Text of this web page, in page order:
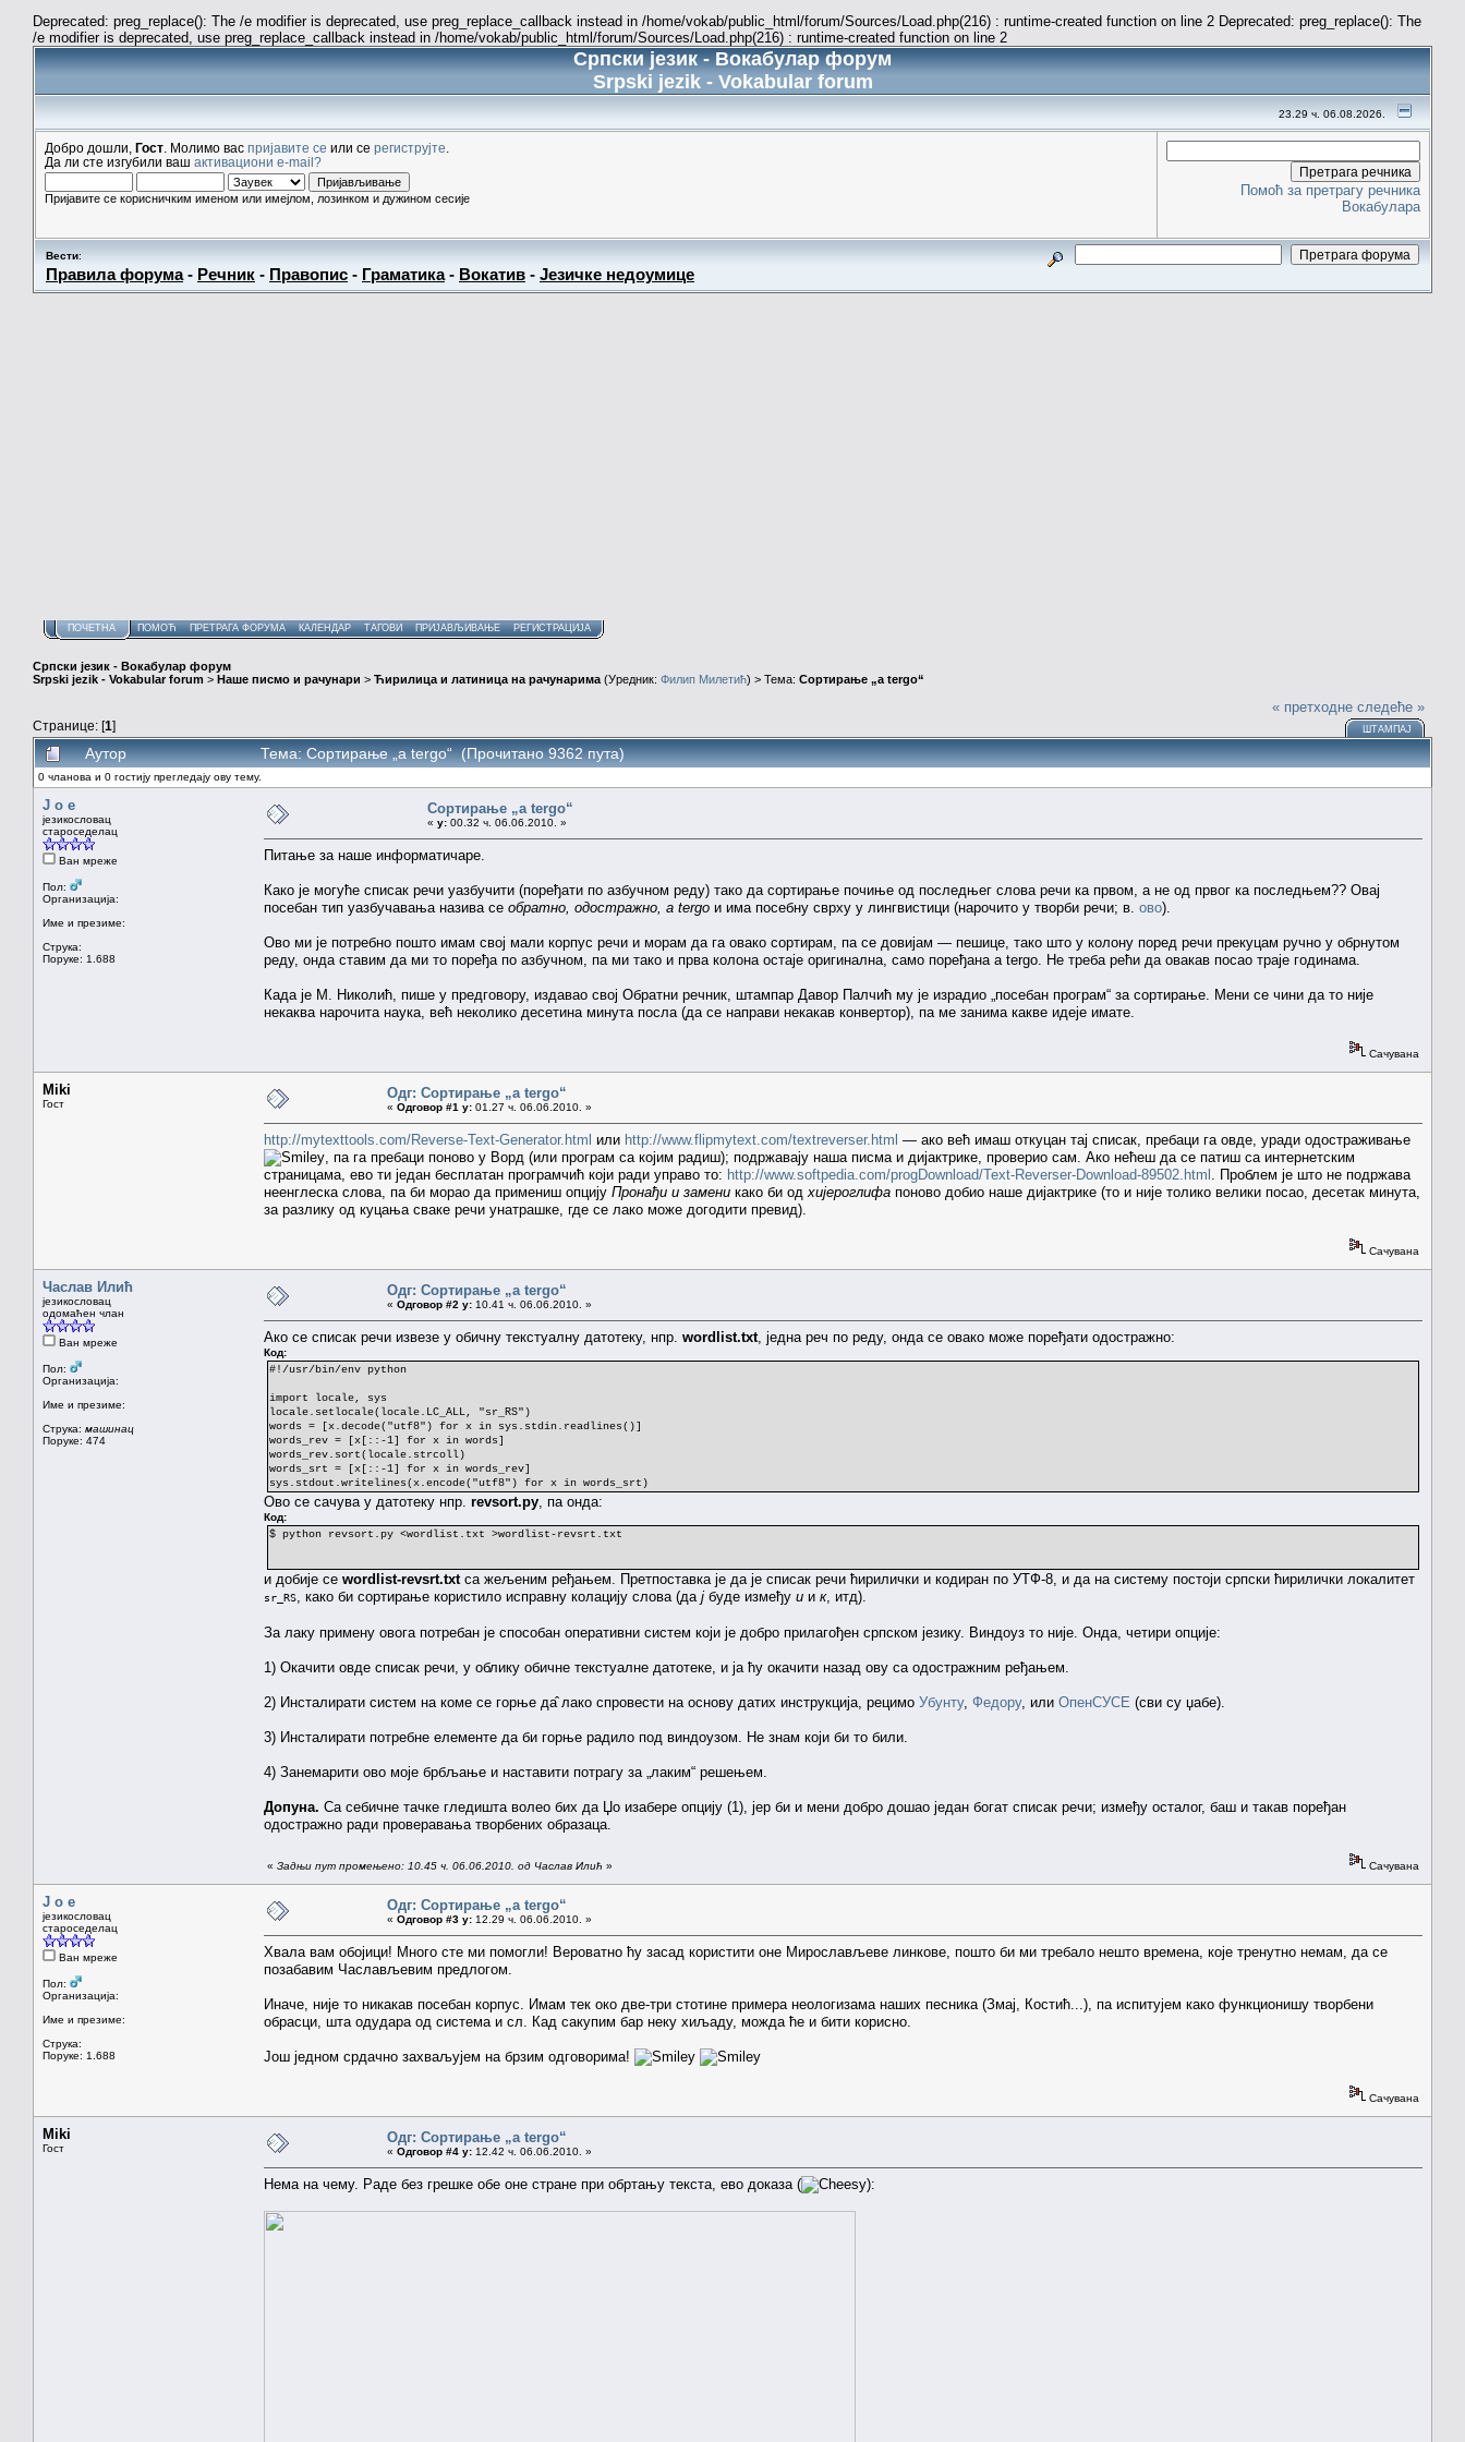
Deprecated: preg_replace(): The /e modifier is deprecated, use preg_replace_callback instead in /home/vokab/public_html/forum/Sources/Load.php(216) : runtime-created function on line 2 Deprecated: preg_replace(): The
/e modifier is deprecated, use preg_replace_callback instead in /home/vokab/public_html/forum/Sources/Load.php(216) : runtime-created function on line 2
Српски језик - Вокабулар форум
Srpski jezik - Vokabular forum
23.29 ч. 06.08.2026.
Добро дошли, Гост . Молимо вас пријавите се или се региструјте
Да ли сте изгубили ваш активациони e-mail?
Пријавите се корисничким именом или имејлом, лозинком и дужином сесије
Помоћ за претрагу речника
Вокабулара
Вести:
Правила форума- Речник - Правопис - Граматика- Вокатив - Језичке недоумице
ПОЧЕТНА ПОМОЋ ПРЕТРАГА ФОРУМА КАЛЕНДАР ТАГОВИ ПРИЈАВЉИВАЊЕ РЕГИСТРАЦИЈА
Српски језик - Вокабулар форум
Srpski jezik - Vokabular forum > Наше писмо и рачунари > Ћирилица и латиница на рачунарима (Уредник: Филип Милетић) > Тема: Сортирање „a tergo“
Странице: [1]
« претходне следеће »
ШТАМПАЈ
Аутор Тема: Сортирање „a tergo“ (Прочитано 9362 пута)
0 чланова и 0 гостију прегледају ову тему.
J o e
језикословац
староседелац
Ван мреже
Пол:
Организација:
Име и презиме:
Струка:
Поруке: 1.688
Сортирање „a tergo“
« у: 00.32 ч. 06.06.2010. »
Питање за наше информатичаре.
Како је могуће списак речи уазбучити (поређати по азбучном реду) тако да сортирање почиње од последњег слова речи ка првом, а не од првог ка последњем?? Овај
посебан тип уазбучавања назива се обратно, одостражно, a tergo и има посебну сврху у лингвистици (нарочито у творби речи; в. ово).
Ово ми је потребно пошто имам свој мали корпус речи и морам да га овако сортирам, па се довијам — пешице, тако што у колону поред речи прекуцам ручно у обрнутом
реду, онда ставим да ми то поређа по азбучном, па ми тако и прва колона остаје оригинална, само поређана a tergo. Не треба рећи да овакав посао траје годинама.
Када је М. Николић, пише у предговору, издавао свој Обратни речник, штампар Давор Палчић му је израдио „посебан програм“ за сортирање. Мени се чини да то није
некаква нарочита наука, већ неколико десетина минута посла (да се направи некакав конвертор), па ме занима какве идеје имате.
Сачувана
Miki
Гост
Одг: Сортирање „a tergo“
« Одговор #1 у: 01.27 ч. 06.06.2010. »
http://mytexttools.com/Reverse-Text-Generator.html или http://www.flipmytext.com/textreverser.html — ако већ имаш откуцан тај списак, пребаци га овде, уради одостраживање
, па га пребаци поново у Ворд (или програм са којим радиш); подржавају наша писма и дијактрике, проверио сам. Ако нећеш да се патиш са интернетским
страницама, ево ти један бесплатан програмчић који ради управо то: http://www.softpedia.com/progDownload/Text-Reverser-Download-89502.html . Проблем је што не подржава
неенглеска слова, па би морао да примениш опцију Пронађи и замени како би од хијероглифа поново добио наше дијактрике (то и није толико велики посао, десетак минута,
за разлику од куцања сваке речи унатрашке, где се лако може догодити превид).
Сачувана
Часлав Илић
језикословац
одомаћен члан
Ван мреже
Пол:
Организација:
Име и презиме:
Струка: машинац
Поруке: 474
Одг: Сортирање „a tergo“
« Одговор #2 у: 10.41 ч. 06.06.2010. »
Ако се списак речи извезе у обичну текстуалну датотеку, нпр. wordlist.txt , једна реч по реду, онда се овако може поређати одостражно:
Код:
#!/usr/bin/env python
import locale, sys
locale.setlocale(locale.LC_ALL, "sr_RS")
words = [x.decode("utf8") for x in sys.stdin.readlines()]
words_rev = [x[::-1] for x in words]
words_rev.sort(locale.strcoll)
words_srt = [x[::-1] for x in words_rev]
sys.stdout.writelines(x.encode("utf8") for x in words_srt)
Ово се сачува у датотеку нпр. revsort.py , па онда:
Код:
$ python revsort.py <wordlist.txt >wordlist-revsrt.txt
и добије се wordlist-revsrt.txt са жељеним ређањем. Претпоставка је да је списак речи ћирилички и кодиран по УТФ-8, и да на систему постоји српски ћирилички локалитет
sr_RS , како би сортирање користило исправну колацију слова (да ј буде између и и к, итд).
За лаку примену овога потребан је способан оперативни систем који је добро прилагођен српском језику. Виндоуз то није. Онда, четири опције:
1) Окачити овде списак речи, у облику обичне текстуалне датотеке, и ја ћу окачити назад ову са одостражним ређањем.
2) Инсталирати систем на коме се горње да̂ лако спровести на основу датих инструкција, рецимо Убунту, Федору, или ОпенСУСЕ (сви су џабе).
3) Инсталирати потребне елементе да би горње радило под виндоузом. Не знам који би то били.
4) Занемарити ово моје брбљање и наставити потрагу за „лаким“ решењем.
Допуна. Са себичне тачке гледишта волео бих да Џо изабере опцију (1), јер би и мени добро дошао један богат списак речи; између осталог, баш и такав поређан
одостражно ради проверавања творбених образаца.
« Задњи пут промењено: 10.45 ч. 06.06.2010. од Часлав Илић » Сачувана
J o e
језикословац
староседелац
Ван мреже
Пол:
Организација:
Име и презиме:
Струка:
Поруке: 1.688
Одг: Сортирање „a tergo“
« Одговор #3 у: 12.29 ч. 06.06.2010. »
Хвала вам обојици! Много сте ми помогли! Вероватно ћу засад користити оне Мирослављеве линкове, пошто би ми требало нешто времена, које тренутно немам, да се
позабавим Часлављевим предлогом.
Иначе, није то никакав посебан корпус. Имам тек око две-три стотине примера неологизама наших песника (Змај, Костић...), па испитујем како функционишу творбени
обрасци, шта одудара од система и сл. Кад сакупим бар неку хиљаду, можда ће и бити корисно.
Још једном срдачно захваљујем на брзим одговорима!
Сачувана
Miki
Гост
Одг: Сортирање „a tergo“
« Одговор #4 у: 12.42 ч. 06.06.2010. »
Нема на чему. Раде без грешке обе оне стране при обртању текста, ево доказа ( ):